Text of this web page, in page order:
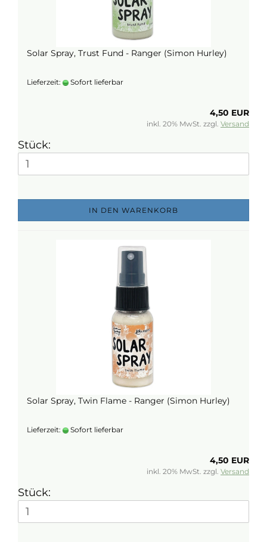
Solar Spray, Trust Fund - Ranger (Simon Hurley)
Lieferzeit: Sofort lieferbar
4,50 EUR
inkl. 20% MwSt. zzgl. Versand
Stück:
IN DEN WARENKORB
Solar Spray, Twin Flame - Ranger (Simon Hurley)
Lieferzeit: Sofort lieferbar
4,50 EUR
inkl. 20% MwSt. zzgl. Versand
Stück: